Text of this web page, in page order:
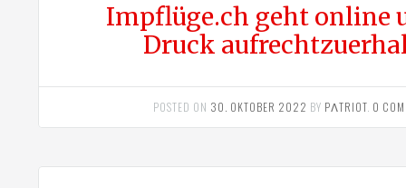
Impflüge.ch geht online
Druck
POSTED ON 30. OKTOBER 2022 BY PΛTRIOT 0